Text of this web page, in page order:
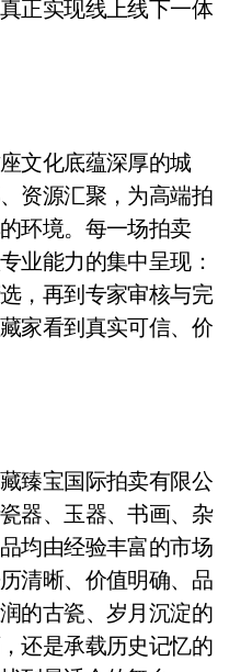
正实现线上线下一体
文化底蕴深厚的城
资源汇聚，为高端拍
环境。每一场拍卖
业能力的集中呈现：
，再到专家审核与完
家看到真实可信、价
臻宝国际拍卖有限公
器、玉器、书画、杂
均由经验丰富的市场
清晰、价值明确、品
的古瓷、岁月沉淀的
还是承载历史记忆的